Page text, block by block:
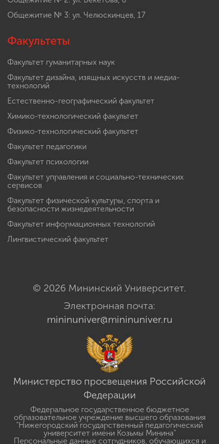
Общежитие № 3: ул. Челюскинцев, 17
Факультеты
Факультет гуманитарных наук
Факультет дизайна, изящных искусств и медиа-
технологий
Естественно-географический факультет
Химико-технологический факультет
Физико-технологический факультет
Факультет педагогики
Факультет психологии
Факультет управления и социально-технических
сервисов
Факультет физической культуры, спорта и
безопасности жизнедеятельности
Факультет информационных технологий
Лингвистический факультет
© 2026 Мининский Университет.
Электронная почта:
mininuniver@mininuniver.ru
Министерство просвещения Российской
Федерации
Федеральное государственное бюджетное
образовательное учреждение высшего образования
"Нижегородский государственный педагогический
университет имени Козьмы Минина"
Персональные данные сотрудников, обучающихся и